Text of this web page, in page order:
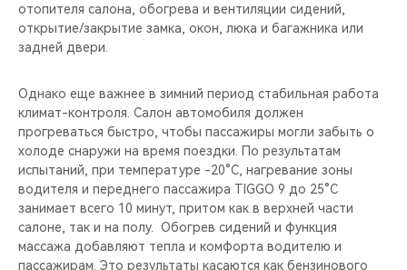
отопителя салона, обогрева и вентиляции сидений,
открытие/закрытие замка, окон, люка и багажника или
задней двери.
Однако еще важнее в зимний период стабильная работа
климат-контроля. Салон автомобиля должен
прогреваться быстро, чтобы пассажиры могли забыть о
холоде снаружи на время поездки. По результатам
испытаний, при температуре -20°C, нагревание зоны
водителя и переднего пассажира TIGGO 9 до 25°C
занимает всего 10 минут, притом как в верхней части
салоне, так и на полу. Обогрев сидений и функция
массажа добавляют тепла и комфорта водителю и
пассажирам. Это результаты касаются как бензинового